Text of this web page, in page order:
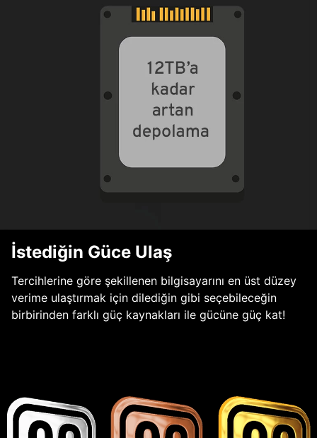
İstediğin Güce Ulaş
Tercihlerine göre şekillenen bilgisayarını en üst düzey
verime ulaştırmak için dilediğin gibi seçebileceğin
birbirinden farklı güç kaynakları ile gücüne güç kat!